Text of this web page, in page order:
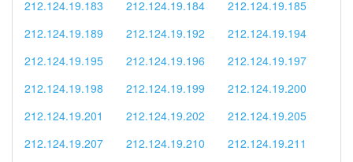
212.124.19.183
212.124.19.184
212.124.19.185
212.124.19.189
212.124.19.192
212.124.19.194
212.124.19.195
212.124.19.196
212.124.19.197
212.124.19.198
212.124.19.199
212.124.19.200
212.124.19.201
212.124.19.202
212.124.19.205
212.124.19.207
212.124.19.210
212.124.19.211